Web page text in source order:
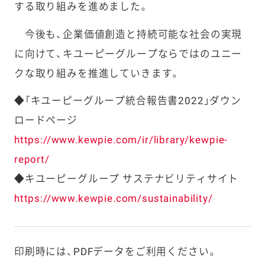
する取り組みを進めました。
今後も、企業価値創造と持続可能な社会の実現
に向けて、キユーピーグループならではのユニー
クな取り組みを推進していきます。
◆「キユーピーグループ統合報告書2022」ダウン
ロードページ
https://www.kewpie.com/ir/library/kewpie-
report/
◆キユーピーグループ サステナビリティサイト
https://www.kewpie.com/sustainability/
印刷時には、PDFデータをご利用ください。